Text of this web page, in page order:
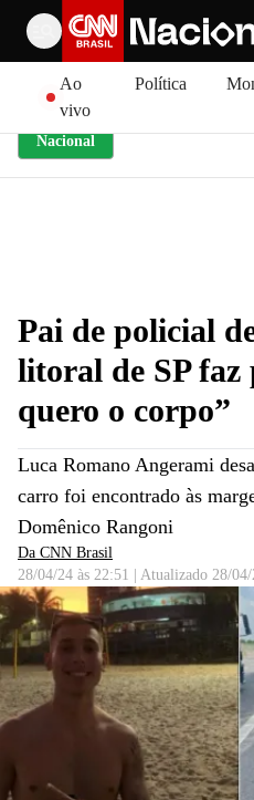
Ao
vivo
Política
Nacional
Pai de policial
litoral de SP faz
quero o corpo”
Luca Romano Angerami
carro foi encontrado às
Domênico Rangoni
Da CNN Brasil
28/04/24 às 22:51
Atualizado 28/04/